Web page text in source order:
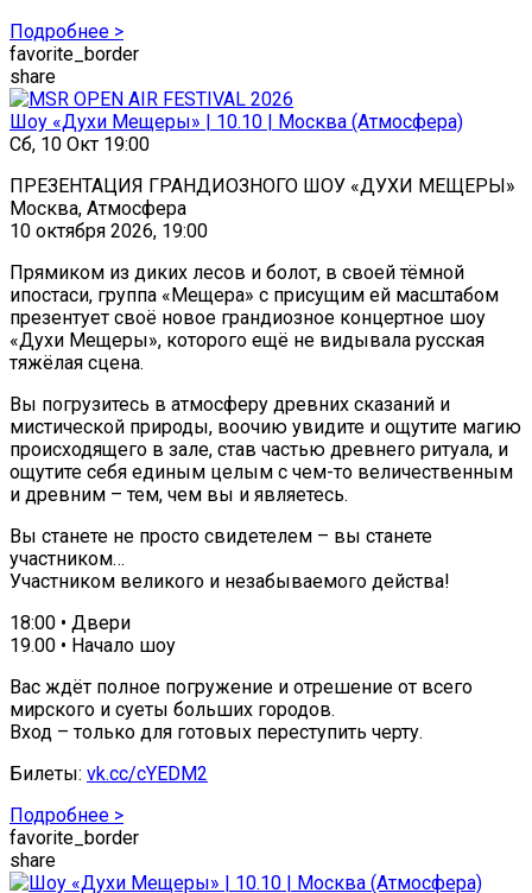
Подробнее >
favorite_border
share
Шоу «Духи Мещеры» | 10.10 | Москва (Атмосфера)
Сб, 10 Окт 19:00
ПРЕЗЕНТАЦИЯ ГРАНДИОЗНОГО ШОУ «ДУХИ МЕЩЕРЫ»
Москва, Атмосфера
10 октября 2026, 19:00
Прямиком из диких лесов и болот, в своей тёмной
ипостаси, группа «Мещера» с присущим ей масштабом
презентует своё новое грандиозное концертное шоу
«Духи Мещеры», которого ещё не видывала русская
тяжёлая сцена.
Вы погрузитесь в атмосферу древних сказаний и
мистической природы, воочию увидите и ощутите магию
происходящего в зале, став частью древнего ритуала, и
ощутите себя единым целым с чем-то величественным
и древним – тем, чем вы и являетесь.
Вы станете не просто свидетелем – вы станете
участником…
Участником великого и незабываемого действа!
18:00 • Двери
19.00 • Начало шоу
Вас ждёт полное погружение и отрешение от всего
мирского и суеты больших городов.
Вход – только для готовых переступить черту.
Билеты: vk.cc/cYEDM2
Подробнее >
favorite_border
share